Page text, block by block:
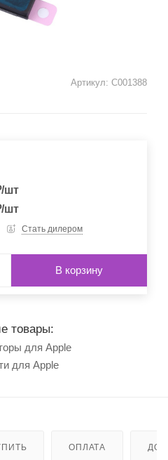
Артикул: C001388
/шт
/шт
Стать дилером
В корзину
товары:
для Apple
для Apple
ОПЛАТА